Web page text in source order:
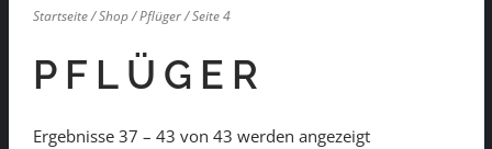
Startseite/Shop/Pflüger/ Seite 4
PFLÜGER
Ergebnisse 37 – 43 von 43 werden angezeigt